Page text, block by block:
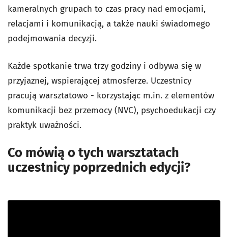
kameralnych grupach to czas pracy nad emocjami,
relacjami i komunikacją, a także nauki świadomego
podejmowania decyzji.
Każde spotkanie trwa trzy godziny i odbywa się w
przyjaznej, wspierającej atmosferze. Uczestnicy
pracują warsztatowo - korzystając m.in. z elementów
komunikacji bez przemocy (NVC), psychoedukacji czy
praktyk uważności.
Co mówią o tych warsztatach
uczestnicy poprzednich edycji?